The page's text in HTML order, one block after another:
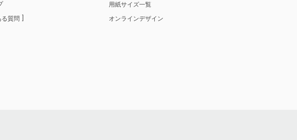
る質問
用紙サイズ一覧
オンラインデザイン